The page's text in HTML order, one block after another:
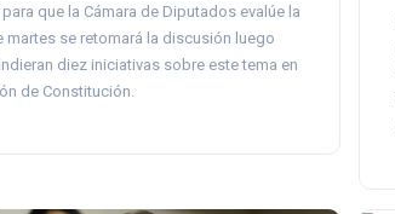
que la Cámara de Diputados evalúe la
martes se retomará la discusión luego
diez iniciativas sobre este tema en
de Constitución.